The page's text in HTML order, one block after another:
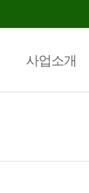
사업소개